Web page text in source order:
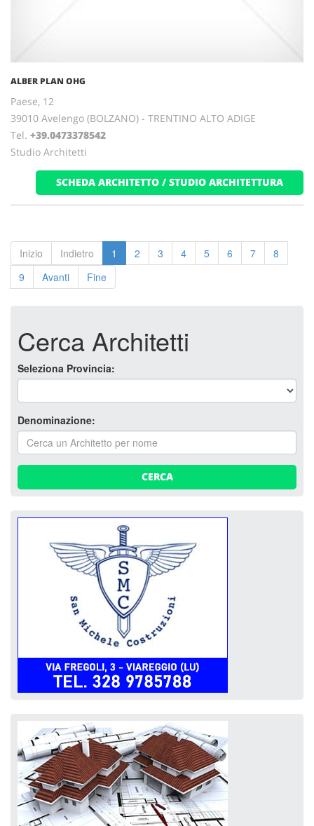
ALBER PLAN OHG
Paese, 12
39010 Avelengo (BOLZANO) - TRENTINO ALTO ADIGE
Tel. +39.0473378542
Studio Architetti
SCHEDA ARCHITETTO / STUDIO ARCHITETTURA
Inizio Indietro 1 2 3 4 5 6 7
8
9
Avanti Fine
Cerca Architetti
Seleziona Provincia:
Denominazione:
CERCA